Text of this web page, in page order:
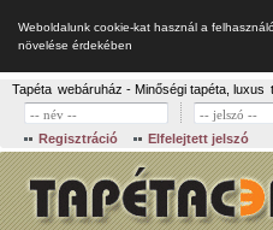
Weboldalunk cookie-kat használ a
növelése érdekében
Tapéta webáruház - Minőségi tapéta, luxus
Regisztráció Elfelejtett jelszó